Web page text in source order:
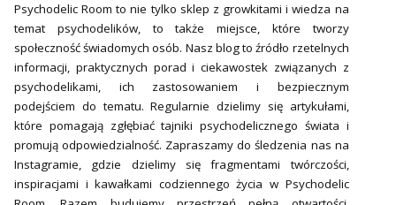
Psychodelic Room to nie tylko sklep z growkitami i wiedza na
temat psychodelików, to także miejsce, które tworzy
społeczność świadomych osób. Nasz blog to źródło rzetelnych
informacji, praktycznych porad i ciekawostek związanych z
psychodelikami, ich zastosowaniem i bezpiecznym
podejściem do tematu. Regularnie dzielimy się artykułami,
które pomagają zgłębiać tajniki psychodelicznego świata i
promują odpowiedzialność. Zapraszamy do śledzenia nas na
Instagramie, gdzie dzielimy się fragmentami twórczości,
inspiracjami i kawałkami codziennego życia w Psychodelic